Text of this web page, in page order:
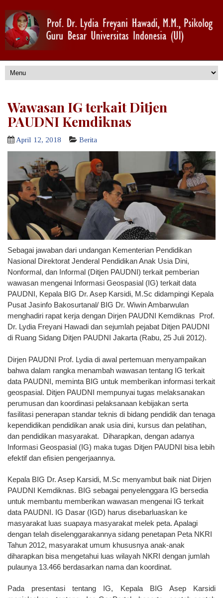
Wawasan IG terkait Ditjen
PAUDNI Kemdiknas
April 12, 2018 Berita
Sebagai jawaban dari undangan Kementerian Pendidikan
Nasional Direktorat Jenderal Pendidikan Anak Usia Dini,
Nonformal, dan Informal (Ditjen PAUDNI) terkait pemberian
wawasan mengenai Informasi Geospasial (IG) terkait data
PAUDNI, Kepala BIG Dr. Asep Karsidi, M.Sc didampingi Kepala
Pusat Jasinfo Bakosurtanal/ BIG Dr. Wiwin Ambarwulan
menghadiri rapat kerja dengan Dirjen PAUDNI Kemdiknas Prof.
Dr. Lydia Freyani Hawadi dan sejumlah pejabat Ditjen PAUDNI
di Ruang Sidang Ditjen PAUDNI Jakarta (Rabu, 25 Juli 2012).
Dirjen PAUDNI Prof. Lydia di awal pertemuan menyampaikan
bahwa dalam rangka menambah wawasan tentang IG terkait
data PAUDNI, meminta BIG untuk memberikan informasi terkait
geospasial. Ditjen PAUDNI mempunyai tugas melaksanakan
perumusan dan koordinasi pelaksanaan kebijakan serta
fasilitasi penerapan standar teknis di bidang pendidik dan tenaga
kependidikan pendidikan anak usia dini, kursus dan pelatihan,
dan pendidikan masyarakat. Diharapkan, dengan adanya
Informasi Geospasial (IG) maka tugas Ditjen PAUDNI bisa lebih
efektif dan efisien pengerjaannya.
Kepala BIG Dr. Asep Karsidi, M.Sc menyambut baik niat Dirjen
PAUDNI Kemdiknas. BIG sebagai penyelenggara IG bersedia
untuk membantu memberikan wawasan mengenai IG terkait
data PAUDNI. IG Dasar (IGD) harus disebarluaskan ke
masyarakat luas suapaya masyarakat melek peta. Apalagi
dengan telah diselenggarakannya sidang penetapan Peta NKRI
Tahun 2012, masyarakat umum khususnya anak-anak
diharapkan bisa mengetahui luas wilayah NKRI dengan jumlah
pulaunya 13.466 berdasarkan nama dan koordinat.
Pada presentasi tentang IG, Kepala BIG Asep Karsidi